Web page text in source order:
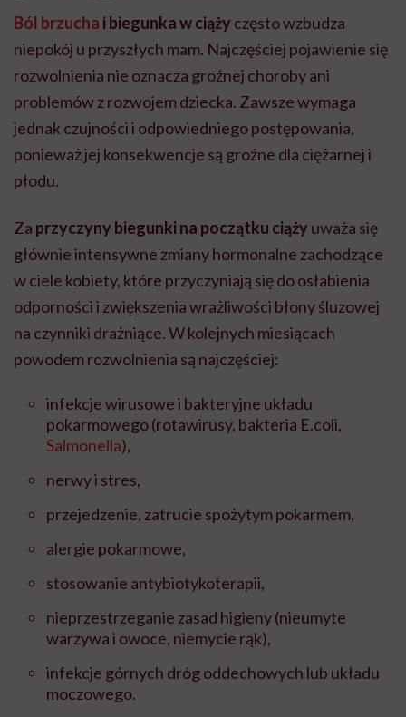
Ból brzucha i biegunka w ciąży często wzbudza
niepokój u przyszłych mam. Najczęściej pojawienie się
rozwolnienia nie oznacza groźnej choroby ani
problemów z rozwojem dziecka. Zawsze wymaga
jednak czujności i odpowiedniego postępowania,
ponieważ jej konsekwencje są groźne dla ciężarnej i
płodu.
Za przyczyny biegunki na początku ciąży uważa się
głównie intensywne zmiany hormonalne zachodzące
w ciele kobiety, które przyczyniają się do osłabienia
odporności i zwiększenia wrażliwości błony śluzowej
na czynniki drażniące. W kolejnych miesiącach
powodem rozwolnienia są najczęściej:
infekcje wirusowe i bakteryjne układu
pokarmowego (rotawirusy, bakteria E.coli,
Salmonella),
nerwy i stres,
przejedzenie, zatrucie spożytym pokarmem,
alergie pokarmowe,
stosowanie antybiotykoterapii,
nieprzestrzeganie zasad higieny (nieumyte
warzywa i owoce, niemycie rąk),
infekcje górnych dróg oddechowych lub układu
moczowego.